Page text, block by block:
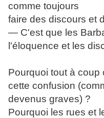
comme toujours
faire des discours et
— C'est que les
l'éloquence et les
Pourquoi tout à coup
cette confusion
devenus graves) ?
Pourquoi les rues et